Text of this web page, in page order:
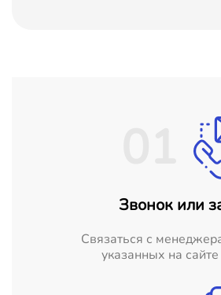
Звонок или
Cвязаться с
указанных на